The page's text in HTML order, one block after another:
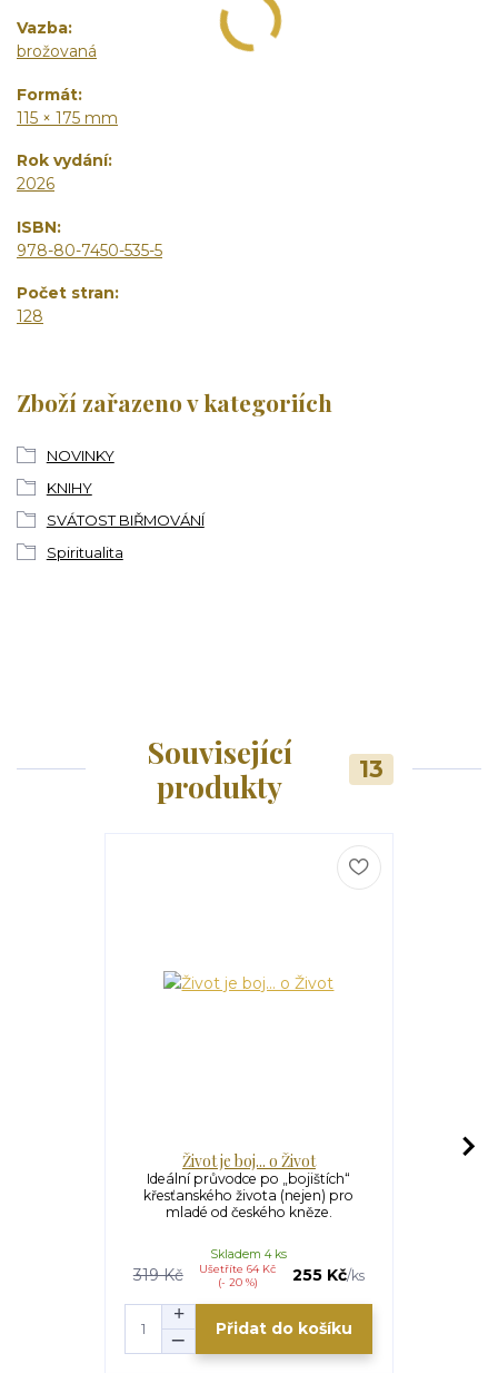
Vazba
brožovaná
Formát
115 × 175 mm
Rok vydání
2026
ISBN
978-80-7450-535-5
Počet stran
128
Zboží zařazeno v kategoriích
NOVINKY
KNIHY
SVÁTOST BIŘMOVÁNÍ
Spiritualita
Související
produkty
13
Život je boj... o Život
Ideální průvodce po „bojištích“
křesťanského života (nejen) pro
mladé od českého kněze.
319 Kč
Ušetříte 64 Kč
(- 20 %)
255 Kč/ks
Skladem 4 ks
Přidat do košíku